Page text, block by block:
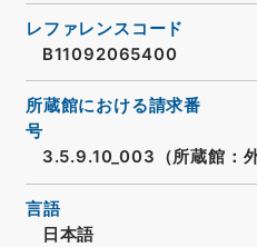
レファレンスコード
B11092065400
所蔵館における請求番
号
3.5.9.10_003（所蔵館：
言語
日本語